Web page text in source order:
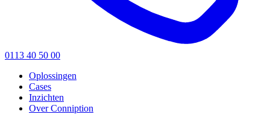
0113 40 50 00
Oplossingen
Cases
Inzichten
Over Conniption